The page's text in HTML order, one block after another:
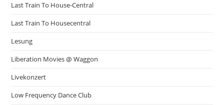
Last Train To House-Central
Last Train To Housecentral
Lesung
Liberation Movies @ Waggon
Livekonzert
Low Frequency Dance Club